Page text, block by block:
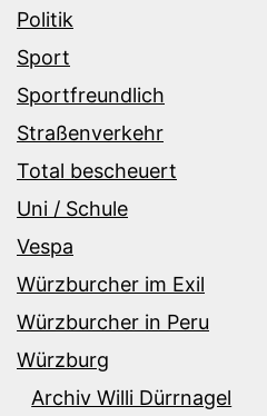
Politik
Sport
Sportfreundlich
Straßenverkehr
Total bescheuert
Uni / Schule
Vespa
Würzburcher im Exil
Würzburcher in Peru
Würzburg
Archiv Willi Dürrnagel